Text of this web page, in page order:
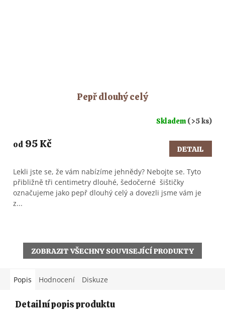
Pepř dlouhý celý
Skladem (>5 ks)
od 95 Kč DETAIL
Lekli jste se, že vám nabízíme jehnědy? Nebojte se. Tyto
přibližně tři centimetry dlouhé, šedočerné šištičky
označujeme jako pepř dlouhý celý a dovezli jsme vám je
z...
ZOBRAZIT VŠECHNY SOUVISEJÍCÍ PRODUKTY
Popis Hodnocení Diskuze
Detailní popis produktu